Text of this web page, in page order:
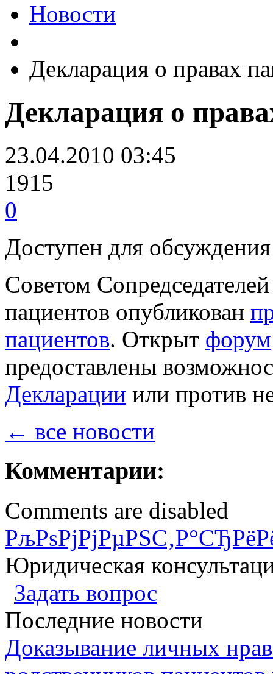
Новости
Декларация о правах
Декларация о
23.04.2010 03:45
1915
0
Доступен для
Советом
пациентов опубликован
пациентов. Открыт форум
предоставлены
Декларации или против
← все новости
Комментарии:
Comments are disabled
Юридическая
Задать вопрос
Последние новости
Доказывание личных